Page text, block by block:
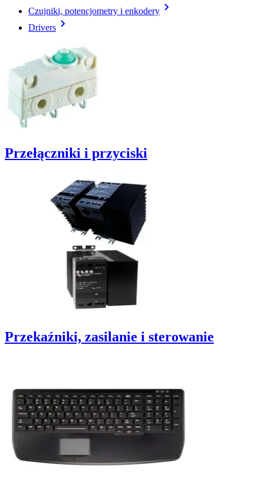
Czujniki, potencjometry i enkodery
Drivers
Przełączniki i przyciski
Przekaźniki, zasilanie i sterowanie